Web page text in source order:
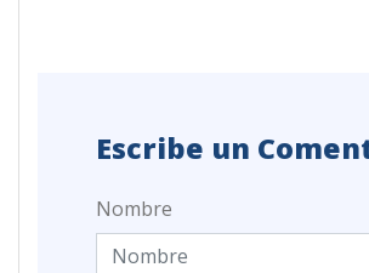
Escribe un
Nombre